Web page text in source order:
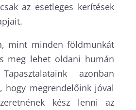
az esetleges kerítések
mint minden földmunkát
meg lehet oldani humán
azonban
hogy megrendelőink jóval
kész lenni az